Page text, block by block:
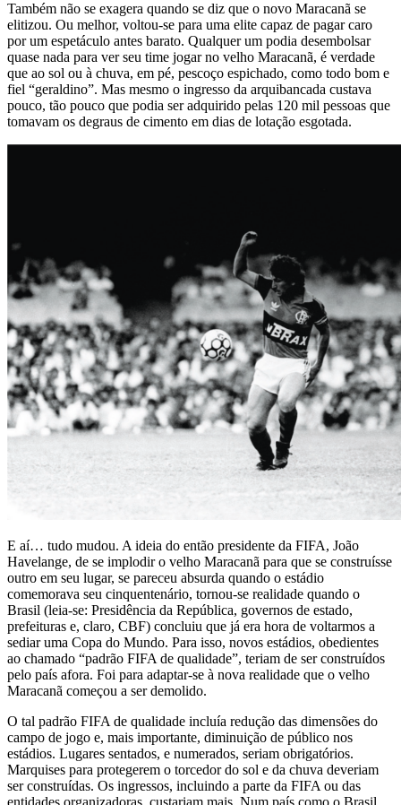
Também não se exagera quando se diz que o novo Maracanã se
elitizou. Ou melhor, voltou-se para uma elite capaz de pagar caro
por um espetáculo antes barato. Qualquer um podia desembolsar
quase nada para ver seu time jogar no velho Maracanã, é verdade
que ao sol ou à chuva, em pé, pescoço espichado, como todo bom e
fiel “geraldino”. Mas mesmo o ingresso da arquibancada custava
pouco, tão pouco que podia ser adquirido pelas 120 mil pessoas que
tomavam os degraus de cimento em dias de lotação esgotada.
E aí… tudo mudou. A ideia do então presidente da FIFA, João
Havelange, de se implodir o velho Maracanã para que se construísse
outro em seu lugar, se pareceu absurda quando o estádio
comemorava seu cinquentenário, tornou-se realidade quando o
Brasil (leia-se: Presidência da República, governos de estado,
prefeituras e, claro, CBF) concluiu que já era hora de voltarmos a
sediar uma Copa do Mundo. Para isso, novos estádios, obedientes
ao chamado “padrão FIFA de qualidade”, teriam de ser construídos
pelo país afora. Foi para adaptar-se à nova realidade que o velho
Maracanã começou a ser demolido.
O tal padrão FIFA de qualidade incluía redução das dimensões do
campo de jogo e, mais importante, diminuição de público nos
estádios. Lugares sentados, e numerados, seriam obrigatórios.
Marquises para protegerem o torcedor do sol e da chuva deveriam
ser construídas. Os ingressos, incluindo a parte da FIFA ou das